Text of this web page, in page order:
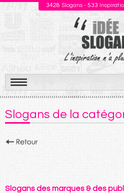
3428 Slogans - 533
Aller
au
contenu
Slogans de la
Slogans des marques & des